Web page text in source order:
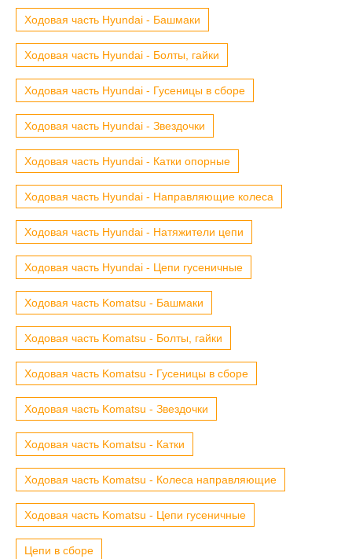
Ходовая часть Hyundai - Башмаки
Ходовая часть Hyundai - Болты, гайки
Ходовая часть Hyundai - Гусеницы в сборе
Ходовая часть Hyundai - Звездочки
Ходовая часть Hyundai - Катки опорные
Ходовая часть Hyundai - Направляющие колеса
Ходовая часть Hyundai - Натяжители цепи
Ходовая часть Hyundai - Цепи гусеничные
Ходовая часть Komatsu - Башмаки
Ходовая часть Komatsu - Болты, гайки
Ходовая часть Komatsu - Гусеницы в сборе
Ходовая часть Komatsu - Звездочки
Ходовая часть Komatsu - Катки
Ходовая часть Komatsu - Колеса направляющие
Ходовая часть Komatsu - Цепи гусеничные
Цепи в сборе